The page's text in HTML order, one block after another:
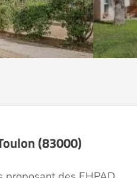
(83000)